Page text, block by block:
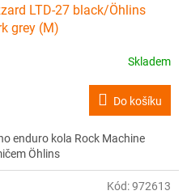
LTD-27 black/Öhlins
grey (M)
Skladem
Do košíku
enduro kola Rock Machine
Öhlins
Kód:972613